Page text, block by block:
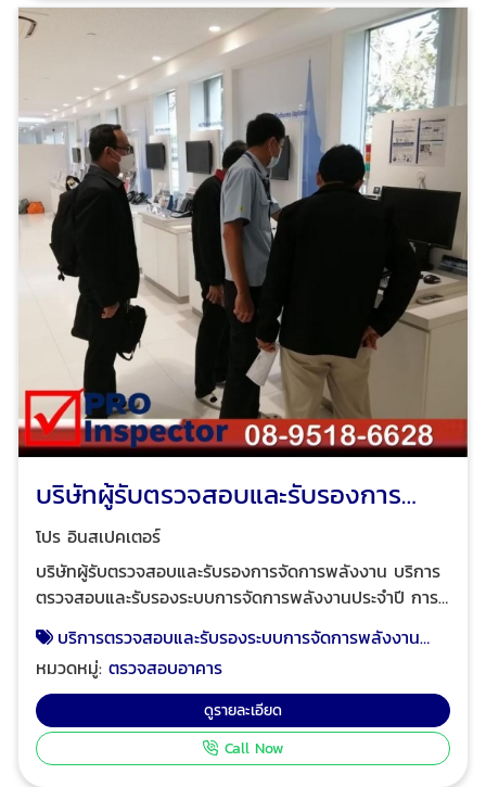
สอบปฎิกิริยาความไวในการทำงานของอุปกรณ์เริ่มสัญญาณ
Initiating devices ทดสอบความไวของ อุปกรณ์ตรวจจับ
ควัน Smoke detector testing ทดสอบอุปกรณ์ตรวจจับ
ความร้อน Heat detector testing ทดสอบอุปกรณ์ตรวจ
จับเปลวไฟ Flame detector testing อุปกรณ์ตรวจจับ
แก๊ส Gas detector testing โปร อินสเปคเตอร์ ทีมงาน
วิศวกรมืออาชีพ ผู้เชี่ยวชาญด้านการให้บริการตรวจสอบ
อาคาร ตรวจสอบและรับรองการจัดการพลังงาน ตรวจสอบ
และรับรองระบบไฟฟ้าประจำปี ตรวจสอบระบบแจ้งเหตุเพลิง
ไหม้อาคารและโรงงาน เพื่อทำรายงานและ ออกหนังสือ
รับรองความปลอดภัยประเภทต่างๆ ตามกฎหมาย ได้รับ
ความไว้วางใจจากบริษัทชั้นนำระดับแนวหน้าของไทย และ
โรงงานชั้นนำของไทย
บริษัทผู้รับตรวจสอบและรับรองการ
จัดการพลังงาน
โปร อินสเปคเตอร์
บริษัทผู้รับตรวจสอบและรับรองการจัดการพลังงาน บริการ
ตรวจสอบและรับรองระบบการจัดการพลังงานประจำปี การ
ควบคุม และอาคารควบคุม ด้วยทีมงานผู้เชี่ยวชาญที่มี
ประสบการณ์ด้านพลังงานโดยตรง โปร อินสเปคเตอร์ ทีม
งานวิศวกรมืออาชีพ ผู้เชี่ยวชาญด้านการให้บริการตรวจสอบ
อาคาร ตรวจสอบและรับรองการจัดการพลังงาน ตรวจสอบ
และรับรองระบบไฟฟ้าประจำปี ตรวจสอบระบบแจ้งเหตุเพลิง
บริการตรวจสอบและรับรองระบบการจัดการพลังงาน
ประจำปี
หมวดหมู่:ตรวจสอบอาคาร
ดูรายละเอียด
Call Now